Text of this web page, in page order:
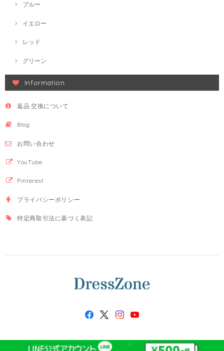
ブルー
イエロー
レッド
グリーン
Information
返品·交換について
Blog
お問い合わせ
YouTube
Pinterest
プライバシーポリシー
特定商取引法に基づく表記